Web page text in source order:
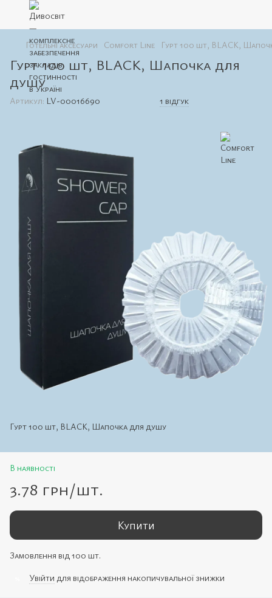
Готельні аксесуари Comfort Line Гурт 100 шт, BLACK,
Гурт 100 шт, BLACK, Шапочка для
душу
Артикул: LV-00016690 1 відгук
Гурт 100 шт, BLACK, Шапочка для душу
В наявності
3.78 грн/шт.
Купити
Замовлення від 100 шт.
Увійти для відображення накопичувальної знижки